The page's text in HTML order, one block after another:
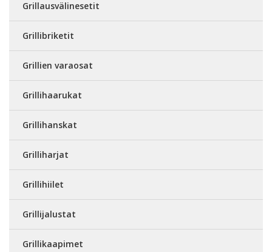
Grillausvälinesetit
Grillibriketit
Grillien varaosat
Grillihaarukat
Grillihanskat
Grilliharjat
Grillihiilet
Grillijalustat
Grillikaapimet